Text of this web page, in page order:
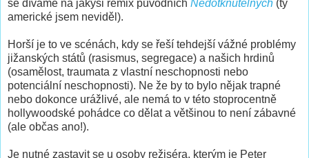
se díváme na jakýsi remix původních Nedotknutelných (ty
americké jsem neviděl).
Horší je to ve scénách, kdy se řeší tehdejší vážné problémy
jižanských států (rasismus, segregace) a našich hrdinů
(osamělost, traumata z vlastní neschopnosti nebo
potenciální neschopnosti). Ne že by to bylo nějak trapné
nebo dokonce urážlivé, ale nemá to v této stoprocentně
hollywoodské pohádce co dělat a většinou to není zábavné
(ale občas ano!).
Je nutné zastavit se u osoby režiséra, kterým je Peter